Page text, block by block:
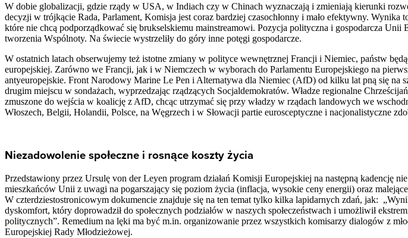
W dobie globalizacji, gdzie rządy w USA, w Indiach czy w Chinach wyznaczają i zmieniają kierunki
decyzji w trójkącie Rada, Parlament, Komisja jest coraz bardziej czasochłonny i mało efektywny.
które nie chcą podporządkować się brukselskiemu mainstreamowi. Pozycja polityczna i gospodarcza Unii
tworzenia Wspólnoty. Na świecie wystrzeliły do góry inne potęgi gospodarcze.
W ostatnich latach obserwujemy też istotne zmiany w polityce wewnętrznej Francji i Niemiec, państw
europejskiej. Zarówno we Francji, jak i w Niemczech w wyborach do Parlamentu Europejskiego na
antyeuropejskie. Front Narodowy Marine Le Pen i Alternatywa dla Niemiec (AfD) od kilku lat pną się na
drugim miejscu w sondażach, wyprzedzając rządzących Socjaldemokratów. Władze regionalne
zmuszone do wejścia w koalicję z AfD, chcąc utrzymać się przy władzy w rządach landowych we
Włoszech, Belgii, Holandii, Polsce, na Węgrzech i w Słowacji partie eurosceptyczne i nacjonalistyczne
Niezadowolenie społeczne i rosnące koszty życia
Przedstawiony przez Ursulę von der Leyen program działań Komisji Europejskiej na następną kadencję
mieszkańców Unii z uwagi na pogarszający się poziom życia (inflacja, wysokie ceny energii) oraz
W czterdziestostronicowym dokumencie znajduje się na ten temat tylko kilka lapidarnych zdań, jak:
dyskomfort, który doprowadził do społecznych podziałów w naszych społeczeństwach i umożliwił
politycznych”. Remedium na lęki ma być m.in. organizowanie przez wszystkich komisarzy dialogów z
Europejskiej Rady Młodzieżowej.